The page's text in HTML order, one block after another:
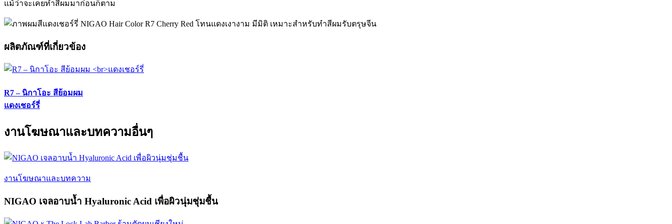
แม้ว่าจะเคยทำสีผมมาก่อนก็ตาม
ผลิตภัณฑ์ที่เกี่ยวข้อง
R7 – นิกาโอะ สีย้อมผม
แดงเชอร์รี่
งานโฆษณาและบทความอื่นๆ
งานโฆษณาและบทความ
NIGAO เจลอาบน้ำ Hyaluronic Acid เพื่อผิวนุ่มชุ่มชื้น